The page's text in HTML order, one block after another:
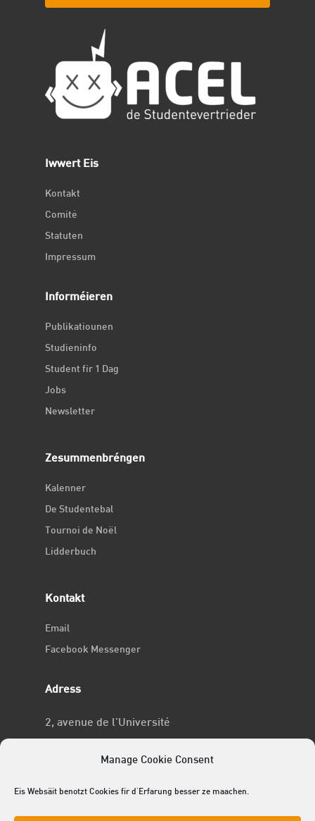
Manage Cookie Consent
Eis Websäit benotzt Cookies fir d'Erfarung besser ze maachen.
Iwwert Eis
Kontakt
Comité
Statuten
Impressum
Informéieren
Publikatiounen
Studieninfo
Student fir 1 Dag
Jobs
Newsletter
Zesummenbréngen
Kalenner
De Studentebal
Tournoi de Noël
Lidderbuch
Kontakt
Email
Facebook Messenger
Adress
2, avenue de l’Université
No RCSL